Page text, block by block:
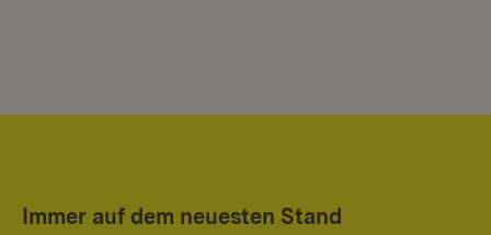
Immer auf dem neuesten Stand